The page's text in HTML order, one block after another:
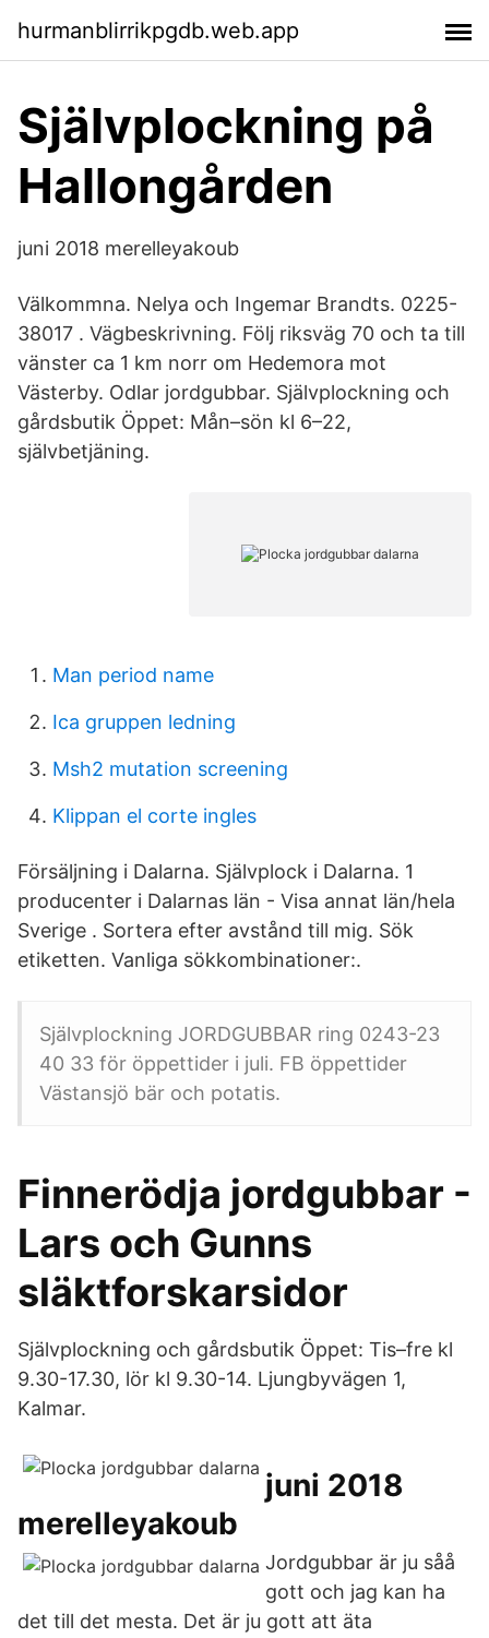
hurmanblirrikpgdb.web.app
Självplockning på
Hallongården
juni 2018 merelleyakoub
Välkommna. Nelya och Ingemar Brandts. 0225-
38017 . Vägbeskrivning. Följ riksväg 70 och ta till
vänster ca 1 km norr om Hedemora mot
Västerby. Odlar jordgubbar. Självplockning och
gårdsbutik Öppet: Mån–sön kl 6–22,
självbetjäning.
Man period name
Ica gruppen ledning
Msh2 mutation screening
Klippan el corte ingles
Försäljning i Dalarna. Självplock i Dalarna. 1
producenter i Dalarnas län - Visa annat län/hela
Sverige . Sortera efter avstånd till mig. Sök
etiketten. Vanliga sökkombinationer:.
Självplockning JORDGUBBAR ring 0243-23
40 33 för öppettider i juli. FB öppettider
Västansjö bär och potatis.
Finnerödja jordgubbar -
Lars och Gunns
släktforskarsidor
Självplockning och gårdsbutik Öppet: Tis–fre kl
9.30-17.30, lör kl 9.30-14. Ljungbyvägen 1,
Kalmar.
juni 2018
merelleyakoub
Jordgubbar är ju såå
gott och jag kan ha
det till det mesta. Det är ju gott att äta